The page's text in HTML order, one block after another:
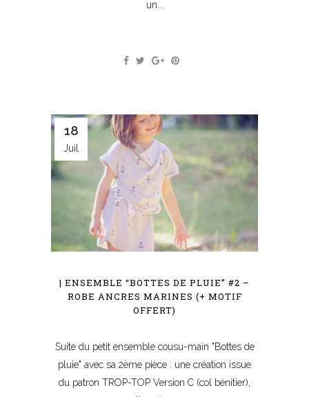
un...
18
Juil
| ENSEMBLE “BOTTES DE PLUIE” #2 –
ROBE ANCRES MARINES (+ MOTIF
OFFERT)
Suite du petit ensemble cousu-main "Bottes de
pluie" avec sa 2ème pièce : une création issue
du patron TROP-TOP Version C (col bénitier),